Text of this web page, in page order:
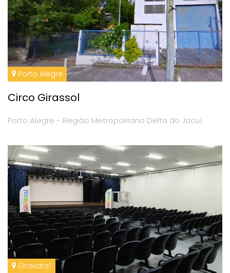
Porto Alegre
Circo Girassol
Porto Alegre - Região Metropolitano Delta do Jacuí
Gravataí